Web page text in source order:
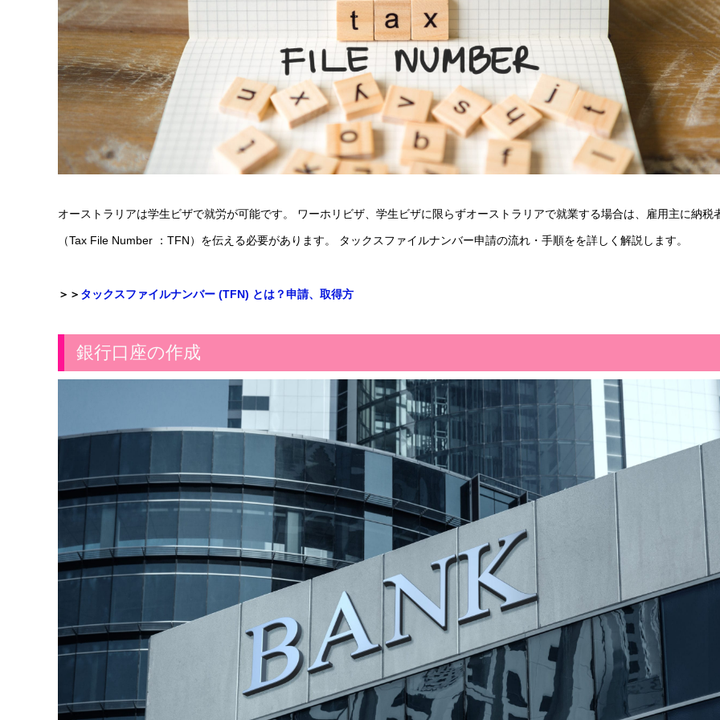
オーストラリアは学生ビザで就労が可能です。 ワーホリビザ、学生ビザに限らずオーストラリアで就業する場合は、雇用主に納税
（Tax File Number ：TFN）を伝える必要があります。 タックスファイルナンバー申請の流れ・手順をを詳しく解説します。
＞＞ タックスファイルナンバー (TFN) とは？申請、取得方
銀行口座の作成